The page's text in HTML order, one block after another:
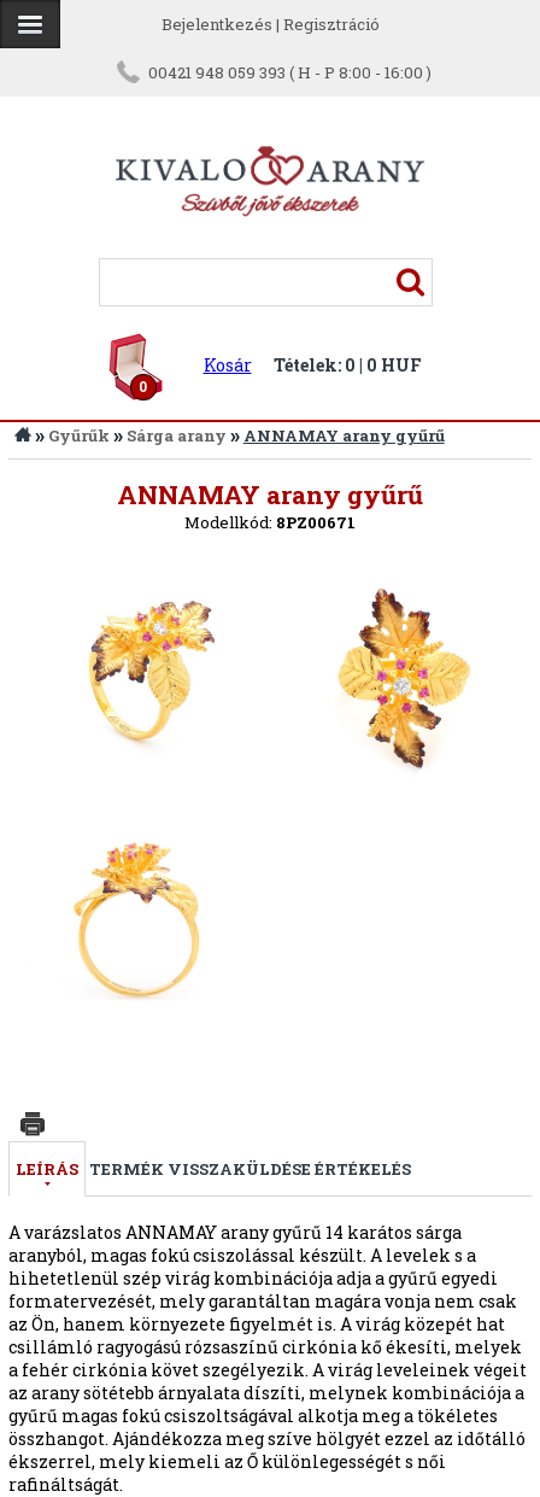
Bejelentkezés | Regisztráció
00421 948 059 393 ( H - P 8:00 - 16:00 )
0
Kosár Tételek: 0 | 0 HUF
» Gyűrűk » Sárga arany » ANNAMAY arany gyűrű
ANNAMAY arany gyűrű
Modellkód: 8PZ00671
LEÍRÁS TERMÉK VISSZAKÜLDÉSE ÉRTÉKELÉS
A varázslatos ANNAMAY arany gyűrű 14 karátos sárga
aranyból, magas fokú csiszolással készült. A levelek s a
hihetetlenül szép virág kombinációja adja a gyűrű egyedi
formatervezését, mely garantáltan magára vonja nem csak
az Ön, hanem környezete figyelmét is. A virág közepét hat
csillámló ragyogású rózsaszínű cirkónia kő ékesíti, melyek
a fehér cirkónia követ szegélyezik. A virág leveleinek végeit
az arany sötétebb árnyalata díszíti, melynek kombinációja a
gyűrű magas fokú csiszoltságával alkotja meg a tökéletes
összhangot. Ajándékozza meg szíve hölgyét ezzel az időtálló
ékszerrel, mely kiemeli az Ő különlegességét s női
rafináltságát.